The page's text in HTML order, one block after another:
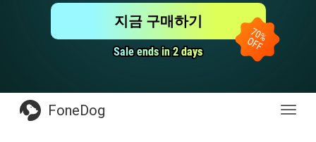
Sale ends in 2 days
Sale ends in 2 days
지금 구매하기
전
FoneDog